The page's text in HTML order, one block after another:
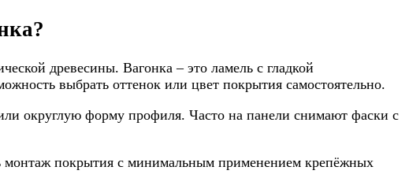
древесины. Вагонка – это ламель с гладкой
выбрать оттенок или цвет покрытия самостоятельно.
округлую форму профиля. Часто на панели снимают фаски с
монтаж покрытия с минимальным применением крепёжных